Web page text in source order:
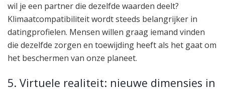
wil je een partner die dezelfde waarden deelt?
Klimaatcompatibiliteit wordt steeds belangrijker in
datingprofielen. Mensen willen graag iemand vinden
die dezelfde zorgen en toewijding heeft als het gaat om
het beschermen van onze planeet.
5. Virtuele realiteit: nieuwe dimensies in